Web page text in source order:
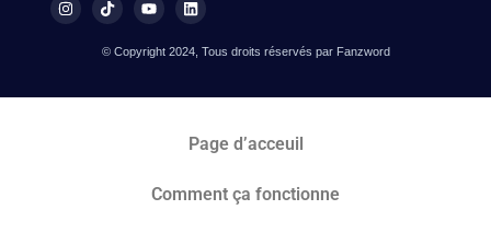
© Copyright 2024, Tous droits réservés par Fanzword
Page d’acceuil
Comment ça fonctionne